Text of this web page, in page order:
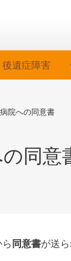
後遺症障害
院への同意書
同意
同意書が送ら